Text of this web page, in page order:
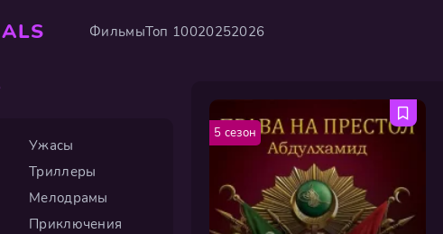
ФильмыТоп 10020252026
5 сезон
Ужасы
Триллеры
Мелодрамы
Приключения